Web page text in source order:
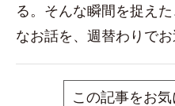
る。そんな瞬間を捉え
なお話を、週替わりでお
この記事をお